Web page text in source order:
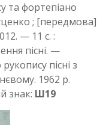
та фортепіано
; [передмова]
— 11 с. :
пісні. —
пісні з
1962 р.
знак: Ш19